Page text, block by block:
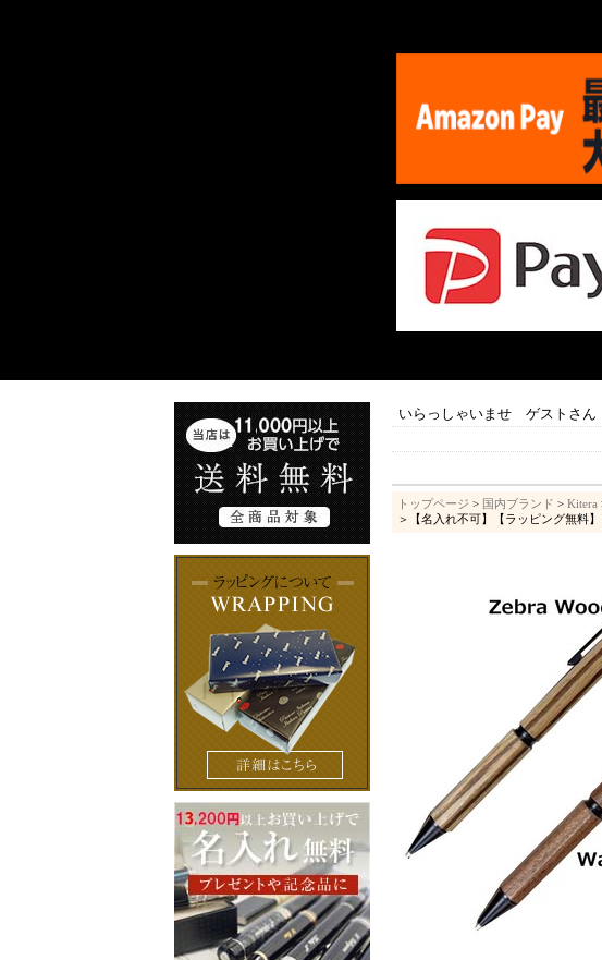
いらっしゃいませ ゲストさん
トップページ > 国内ブランド > Kitera
＞【名入れ不可】【ラッピング無料